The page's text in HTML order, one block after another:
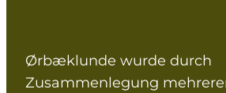
Ørbæklunde wurde durch
Zusammenlegung